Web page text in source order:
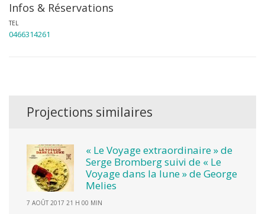
Infos & Réservations
TEL
0466314261
Projections similaires
« Le Voyage extraordinaire » de
Serge Bromberg suivi de « Le
Voyage dans la lune » de George
Melies
7 AOÛT 2017 21 H 00 MIN